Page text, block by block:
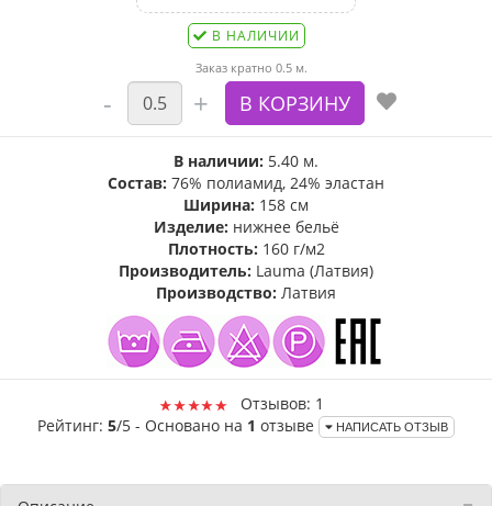
В НАЛИЧИИ
Заказ кратно 0.5 м.
В наличии: 5.40 м.
Состав: 76% полиамид, 24% эластан
Ширина: 158 см
Изделие: нижнее бельё
Плотность: 160 г/м2
Производитель: Lauma (Латвия)
Производство: Латвия
Отзывов: 1
Рейтинг: 5/5 - Основано на 1 отзыве НАПИСАТЬ ОТЗЫВ